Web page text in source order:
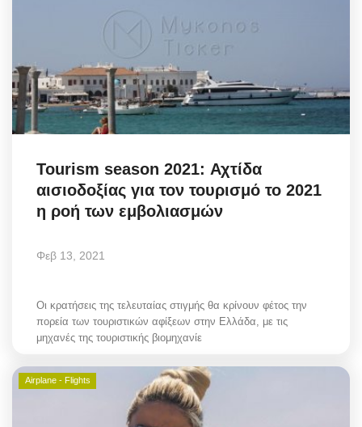
Tourism season 2021: Αχτίδα
αισιοδοξίας για τον τουρισμό το 2021
η ροή των εμβολιασμών
Φεβ 13, 2021
Οι κρατήσεις της τελευταίας στιγμής θα κρίνουν φέτος την
πορεία των τουριστικών αφίξεων στην Ελλάδα, με τις
μηχανές της τουριστικής βιομηχανίε
Airplane - Flights